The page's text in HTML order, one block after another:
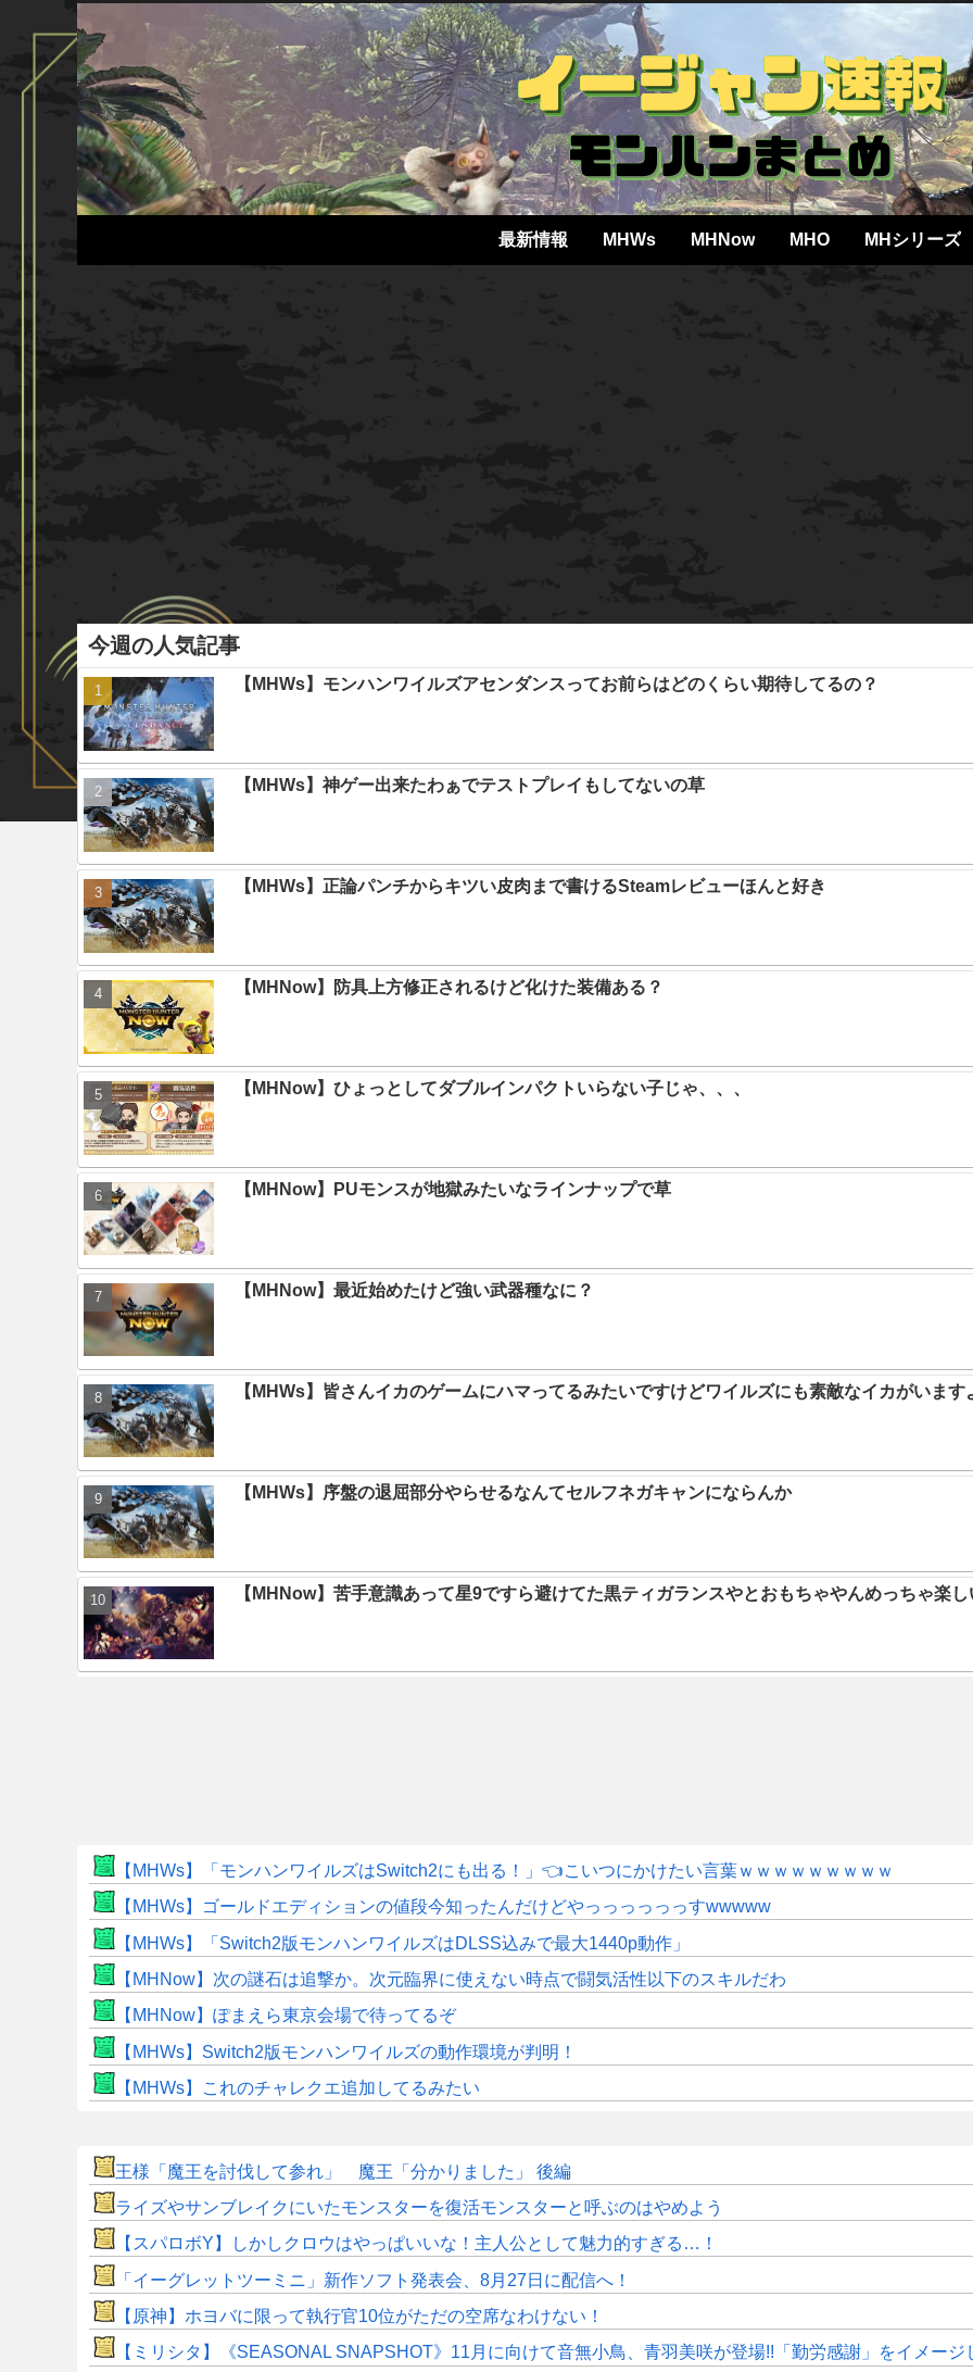
最新情報 MHWs MHNow MHO MHシリーズ
今週の人気記事
【MHWs】モンハンワイルズアセンダンスってお前らはどのくらい期待してるの？
【MHWs】神ゲー出来たわぁでテストプレイもしてないの草
【MHWs】正論パンチからキツい皮肉まで書けるSteamレビューほんと好き
【MHNow】防具上方修正されるけど化けた装備ある？
【MHNow】ひょっとしてダブルインパクトいらない子じゃ、、、
【MHNow】PUモンスが地獄みたいなラインナップで草
【MHNow】最近始めたけど強い武器種なに？
【MHWs】皆さんイカのゲームにハマってるみたいですけどワイルズにも素敵なイカがいます
【MHWs】序盤の退屈部分やらせるなんてセルフネガキャンにならんか
【MHNow】苦手意識あって星9ですら避けてた黒ティガランスやとおもちゃやんめっちゃ楽し
【MHWs】「モンハンワイルズはSwitch2にも出る！」👈こいつにかけたい言葉ｗｗｗｗｗｗｗｗｗ
【MHWs】ゴールドエディションの値段今知ったんだけどやっっっっっっすwwwww
【MHWs】「Switch2版モンハンワイルズはDLSS込みで最大1440p動作」
【MHNow】次の謎石は追撃か。次元臨界に使えない時点で闘気活性以下のスキルだわ
【MHNow】ぽまえら東京会場で待ってるぞ
【MHWs】Switch2版モンハンワイルズの動作環境が判明！
【MHWs】これのチャレクエ追加してるみたい
王様「魔王を討伐して参れ」 魔王「分かりました」 後編
ライズやサンブレイクにいたモンスターを復活モンスターと呼ぶのはやめよう
【スパロボY】しかしクロウはやっぱいいな！主人公として魅力的すぎる…！
「イーグレットツーミニ」新作ソフト発表会、8月27日に配信へ！
【原神】ホヨバに限って執行官10位がただの空席なわけない！
【ミリシタ】《SEASONAL SNAPSHOT》11月に向けて音無小鳥、青羽美咲が登場!!「勤労感謝」をイメージ